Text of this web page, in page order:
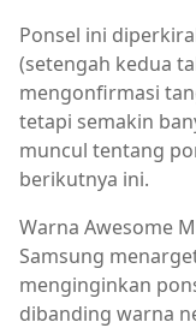
Ponsel ini
(setengah kedua
mengonfirmasi
tetapi semakin
muncul tentang
berikutnya ini.
Warna Awesome
Samsung
menginginkan
dibanding warna